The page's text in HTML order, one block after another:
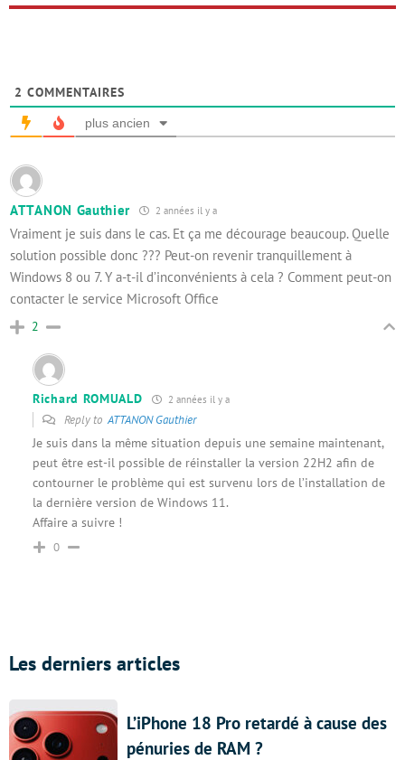
2 COMMENTAIRES
plus ancien
ATTANON Gauthier 2 années il y a
Vraiment je suis dans le cas. Et ça me décourage beaucoup. Quelle
solution possible donc ??? Peut-on revenir tranquillement à
Windows 8 ou 7. Y a-t-il d’inconvénients à cela ? Comment peut-on
contacter le service Microsoft Office
2
Richard ROMUALD 2 années il y a
Reply toATTANON Gauthier
Je suis dans la même situation depuis une semaine maintenant,
peut être est-il possible de réinstaller la version 22H2 afin de
contourner le problème qui est survenu lors de l’installation de
la dernière version de Windows 11.
Affaire a suivre !
0
Les derniers articles
L’iPhone 18 Pro retardé à cause des
pénuries de RAM ?